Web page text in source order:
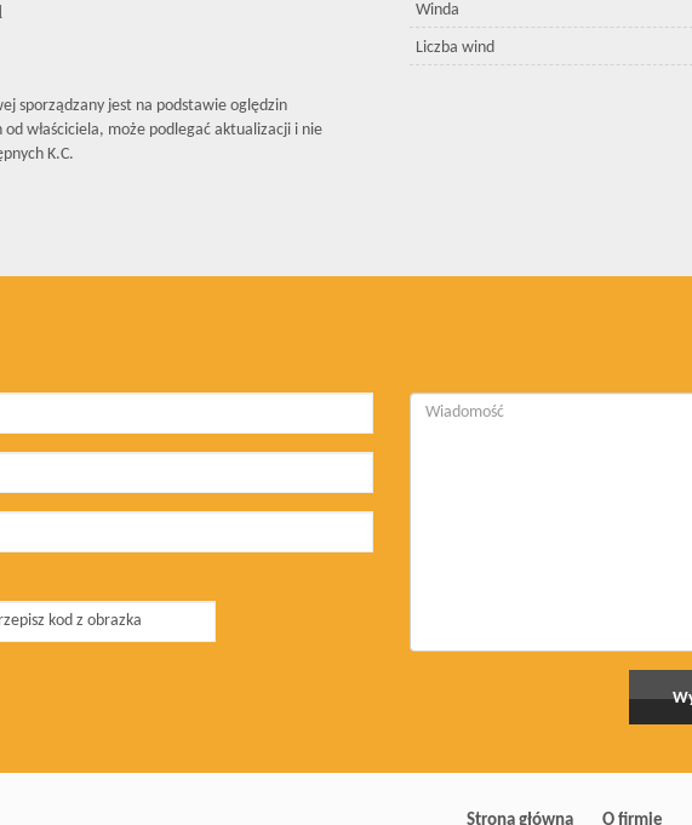
sporządzany jest na podstawie oględzin
właściciela, może podlegać aktualizacji i nie
K.C.
Winda
Liczba wind
Strona główna O firmie